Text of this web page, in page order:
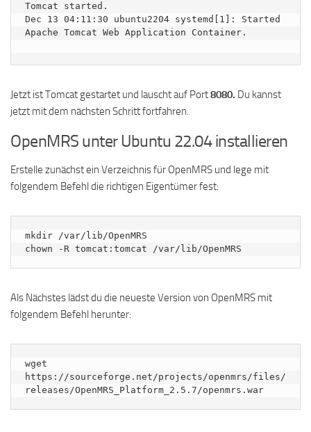
Tomcat started.
Dec 13 04:11:30 ubuntu2204 systemd[1]: Started
Apache Tomcat Web Application Container.
Jetzt ist Tomcat gestartet und lauscht auf Port8080. Du kannst
jetzt mit dem nächsten Schritt fortfahren.
OpenMRS unter Ubuntu 22.04 installieren
Erstelle zunächst ein Verzeichnis für OpenMRS und lege mit
folgendem Befehl die richtigen Eigentümer fest:
mkdir /var/lib/OpenMRS
chown -R tomcat:tomcat /var/lib/OpenMRS
Als Nächstes lädst du die neueste Version von OpenMRS mit
folgendem Befehl herunter:
wget
https://sourceforge.net/projects/openmrs/files/
releases/OpenMRS_Platform_2.5.7/openmrs.war